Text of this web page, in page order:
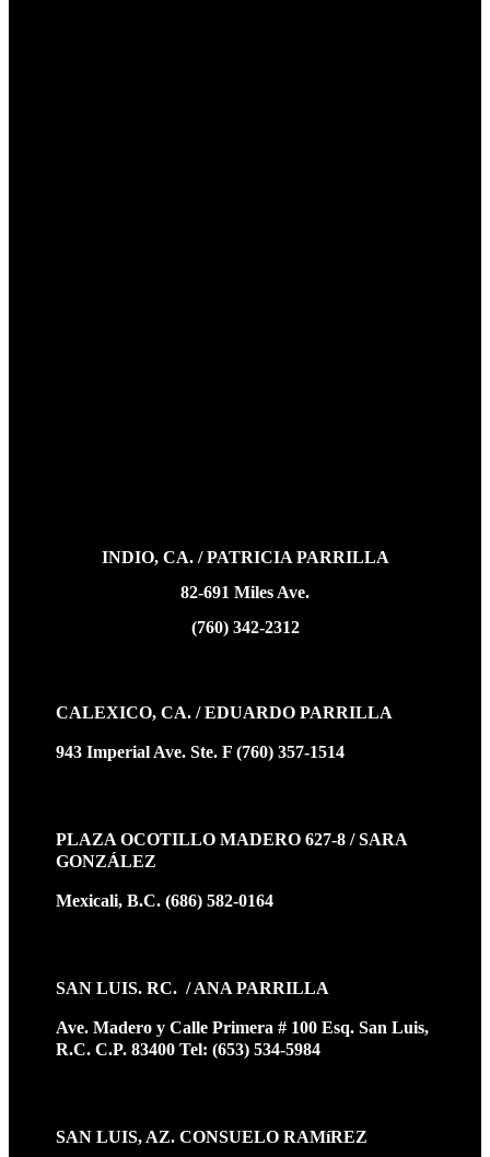
INDIO, CA. / PATRICIA PARRILLA
82-691 Miles Ave.
(760) 342-2312
CALEXICO, CA. / EDUARDO PARRILLA
943 Imperial Ave. Ste. F (760) 357-1514
PLAZA OCOTILLO MADERO 627-8 / SARA
GONZÁLEZ
Mexicali, B.C. (686) 582-0164
SAN LUIS. RC. / ANA PARRILLA
Ave. Madero y Calle Primera # 100 Esq. San Luis,
R.C. C.P. 83400 Tel: (653) 534-5984
SAN LUIS, AZ. CONSUELO RAMíREZ